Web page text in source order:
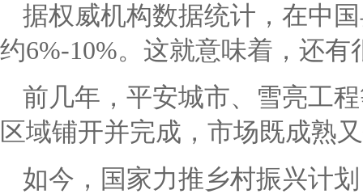
据权威机构数据统计，在中
约6%-10%。这就意味着，还
前几年，平安城市、雪亮工
区域铺开并完成，市场既成熟
如今，国家力推乡村振兴计